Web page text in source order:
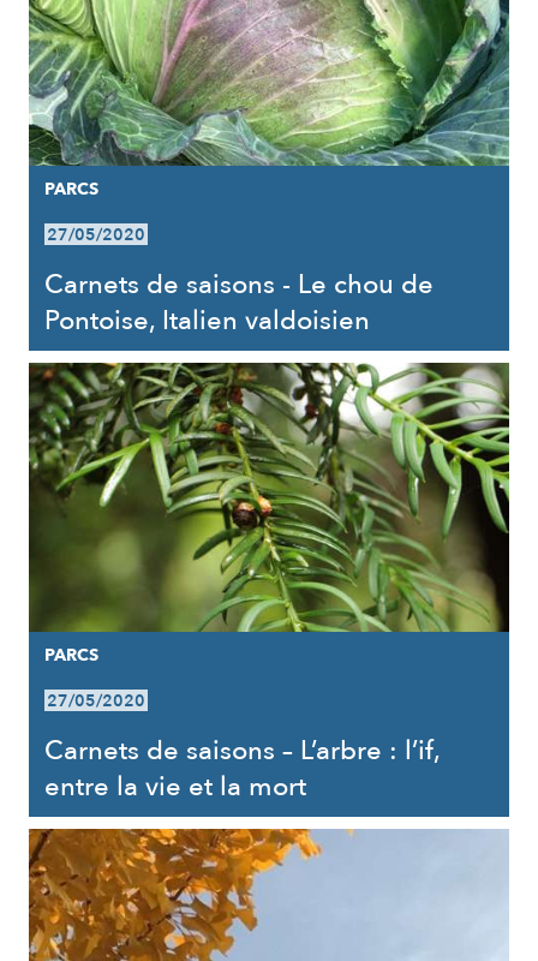
PARCS
27/05/2020
Carnets de saisons - Le chou de
Pontoise, Italien valdoisien
PARCS
27/05/2020
Carnets de saisons – L’arbre : l’if,
entre la vie et la mort